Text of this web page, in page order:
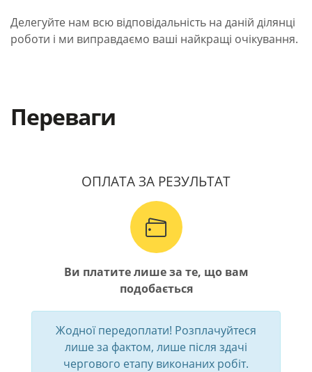
Делегуйте нам всю відповідальність на даній ділянці
роботи і ми виправдаємо ваші найкращі очікування.
Переваги
ОПЛАТА ЗА РЕЗУЛЬТАТ
Ви платите лише за те, що вам
подобається
Жодної передоплати! Розплачуйтеся
лише за фактом, лише після здачі
чергового етапу виконаних робіт.